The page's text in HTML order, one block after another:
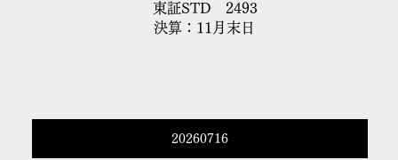
東証STD 2493
決算：11月末日
20260716